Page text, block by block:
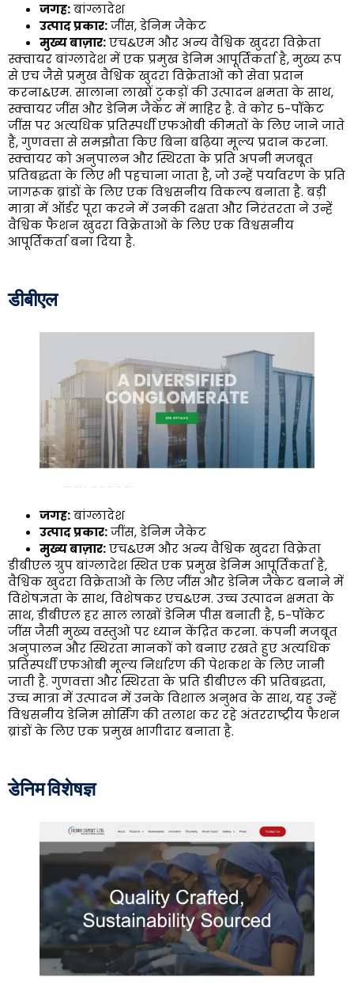
जगह:बांग्लादेश
उत्पाद प्रकार:जींस, डेनिम जैकेट
मुख्य बाज़ार:एच&एम और अन्य वैश्विक खुदरा विक्रेता
स्क्वायर बांग्लादेश में एक प्रमुख डेनिम आपूर्तिकर्ता है, मुख्य रूप
से एच जैसे प्रमुख वैश्विक खुदरा विक्रेताओं को सेवा प्रदान
करना&एम. सालाना लाखों टुकड़ों की उत्पादन क्षमता के साथ,
स्क्वायर जींस और डेनिम जैकेट में माहिर है. वे कोर 5-पॉकेट
जींस पर अत्यधिक प्रतिस्पर्धी एफओबी कीमतों के लिए जाने जाते
हैं, गुणवत्ता से समझौता किए बिना बढ़िया मूल्य प्रदान करना.
स्क्वायर को अनुपालन और स्थिरता के प्रति अपनी मजबूत
प्रतिबद्धता के लिए भी पहचाना जाता है, जो उन्हें पर्यावरण के प्रति
जागरूक ब्रांडों के लिए एक विश्वसनीय विकल्प बनाता है. बड़ी
मात्रा में ऑर्डर पूरा करने में उनकी दक्षता और निरंतरता ने उन्हें
वैश्विक फैशन खुदरा विक्रेताओं के लिए एक विश्वसनीय
आपूर्तिकर्ता बना दिया है.
डीबीएल
जगह:बांग्लादेश
उत्पाद प्रकार:जींस, डेनिम जैकेट
मुख्य बाज़ार:एच&एम और अन्य वैश्विक खुदरा विक्रेता
डीबीएल ग्रुप बांग्लादेश स्थित एक प्रमुख डेनिम आपूर्तिकर्ता है,
वैश्विक खुदरा विक्रेताओं के लिए जींस और डेनिम जैकेट बनाने में
विशेषज्ञता के साथ, विशेषकर एच&एम. उच्च उत्पादन क्षमता के
साथ, डीबीएल हर साल लाखों डेनिम पीस बनाती है, 5-पॉकेट
जींस जैसी मुख्य वस्तुओं पर ध्यान केंद्रित करना. कंपनी मजबूत
अनुपालन और स्थिरता मानकों को बनाए रखते हुए अत्यधिक
प्रतिस्पर्धी एफओबी मूल्य निर्धारण की पेशकश के लिए जानी
जाती है. गुणवत्ता और स्थिरता के प्रति डीबीएल की प्रतिबद्धता,
उच्च मात्रा में उत्पादन में उनके विशाल अनुभव के साथ, यह उन्हें
विश्वसनीय डेनिम सोर्सिंग की तलाश कर रहे अंतरराष्ट्रीय फैशन
ब्रांडों के लिए एक प्रमुख भागीदार बनाता है.
डेनिम विशेषज्ञ